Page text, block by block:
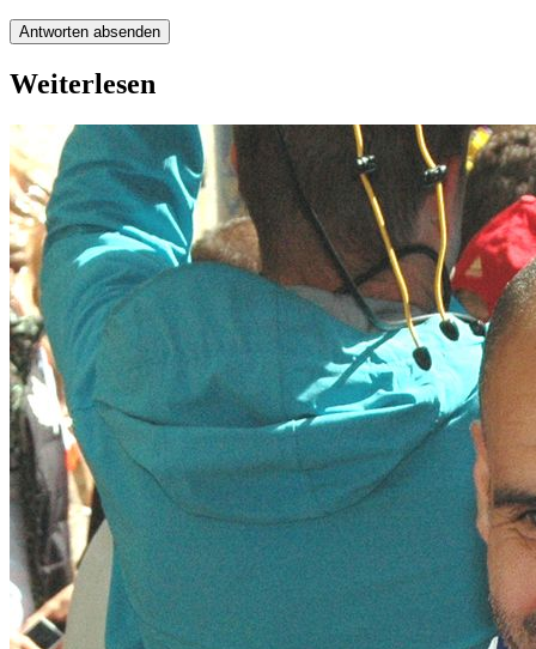
Antworten absenden
Weiterlesen